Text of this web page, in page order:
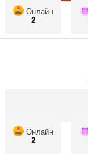
Онлайн
2
Онлайн
2